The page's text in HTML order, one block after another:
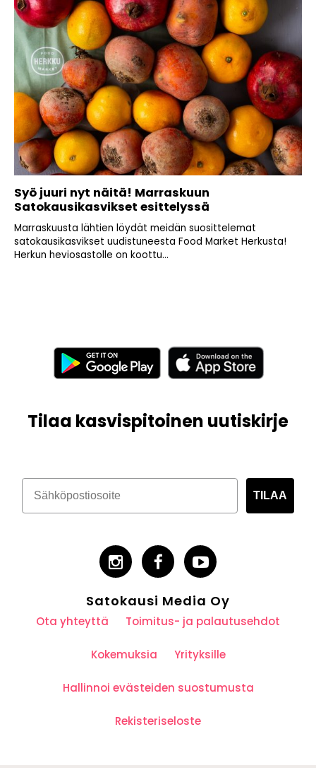
Syö juuri nyt näitä! Marraskuun
Satokausikasvikset esittelyssä
Marraskuusta lähtien löydät meidän suosittelemat
satokausikasvikset uudistuneesta Food Market Herkusta!
Herkun heviosastolle on koottu...
Tilaa kasvispitoinen uutiskirje
TILAA
Satokausi Media Oy
Ota yhteyttä Toimitus- ja palautusehdot
Kokemuksia Yrityksille
Hallinnoi evästeiden suostumusta
Rekisteriseloste